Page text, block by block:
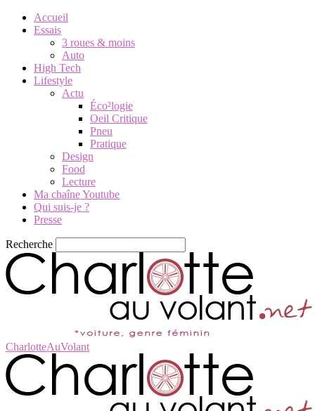
Accueil
Essais
3 roues & moins
Auto
High Tech
Lifestyle
Actu
Éco²logie
Oeil Critique
Pneu
Pratique
Design
Food
Lecture
Ma chaîne Youtube
Qui suis-je ?
Presse
Recherche
CharlotteAuVolant